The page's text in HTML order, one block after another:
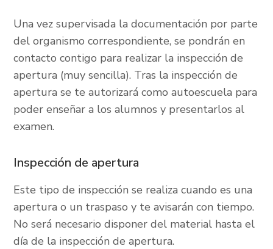
Una vez supervisada la documentación por parte
del organismo correspondiente, se pondrán en
contacto contigo para realizar la inspección de
apertura (muy sencilla). Tras la inspección de
apertura se te autorizará como autoescuela para
poder enseñar a los alumnos y presentarlos al
examen.
Inspección de apertura
Este tipo de inspección se realiza cuando es una
apertura o un traspaso y te avisarán con tiempo.
No será necesario disponer del material hasta el
día de la inspección de apertura.